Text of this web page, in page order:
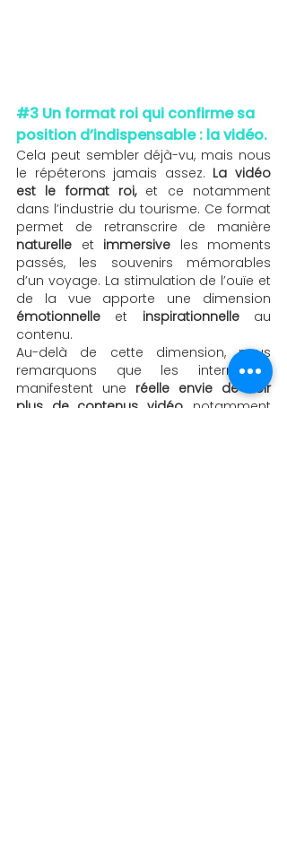
#3 Un format roi qui confirme sa
position d’indispensable : la vidéo.
Cela peut sembler déjà-vu, mais nous
le répéterons jamais assez. La vidéo
est le format roi, et ce notamment
dans l’industrie du tourisme. Ce format
naturelle et immersive les moments
passés, les souvenirs mémorables
d’un voyage. La stimulation de l’ouïe et
émotionnelle et inspirationnelle au
contenu.
Au-delà de cette dimension, nous
remarquons que les internautes
manifestent une réelle envie de voir
plus de contenus vidéo, notamment